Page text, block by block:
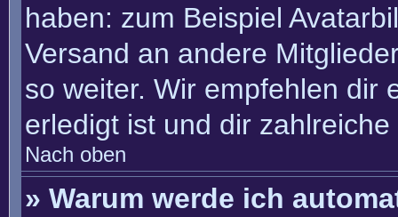
haben: zum Beispiel
Versand an andere
so weiter. Wir empfehlen dir
erledigt ist und dir
Nach oben
» Warum werde ich